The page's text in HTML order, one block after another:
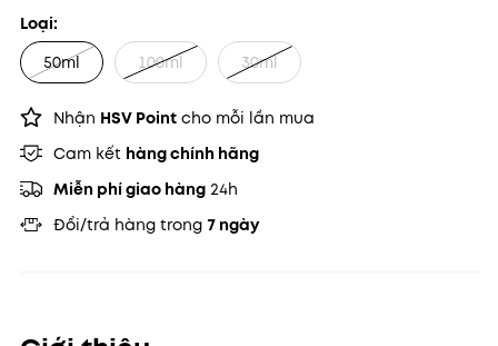
Loại:
50ml
100ml 30ml
Nhận HSV Pointcho mỗi lần mua
Cam kết hàng chính hãng
Miễn phí giao hàng24h
Đổi/trả hàng trong 7 ngày